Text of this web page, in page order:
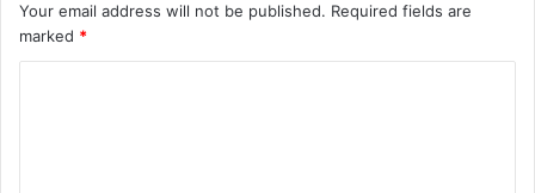
Your email address will not be published. Required fields are
marked *